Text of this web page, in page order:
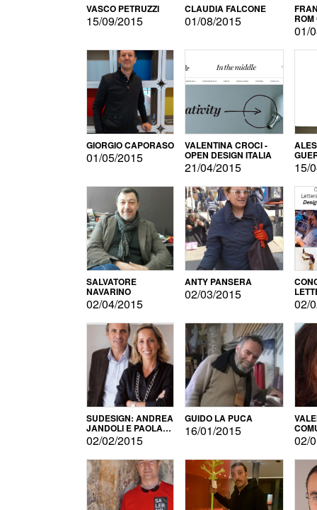
VASCO PETRUZZI
15/09/2015
CLAUDIA FALCONE
01/08/2015
01/
GIORGIO CAPORASO
01/05/2015
VALENTINA CROCI -
OPEN DESIGN ITALIA
21/04/2015 15/
SALVATORE
NAVARINO
02/04/2015
ANTY PANSERA
02/03/2015
02/
SUDESIGN: ANDREA
JANDOLI E PAOLA
PISAPIA
02/02/2015
GUIDO LA PUCA
16/01/2015
02/